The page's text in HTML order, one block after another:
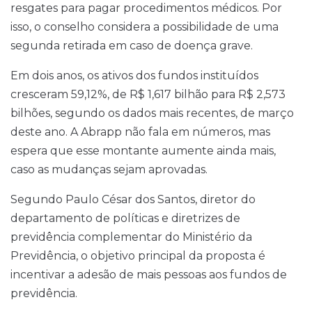
resgates para pagar procedimentos médicos. Por
isso, o conselho considera a possibilidade de uma
segunda retirada em caso de doença grave.
Em dois anos, os ativos dos fundos instituídos
cresceram 59,12%, de R$ 1,617 bilhão para R$ 2,573
bilhões, segundo os dados mais recentes, de março
deste ano. A Abrapp não fala em números, mas
espera que esse montante aumente ainda mais,
caso as mudanças sejam aprovadas.
Segundo Paulo César dos Santos, diretor do
departamento de políticas e diretrizes de
previdência complementar do Ministério da
Previdência, o objetivo principal da proposta é
incentivar a adesão de mais pessoas aos fundos de
previdência.